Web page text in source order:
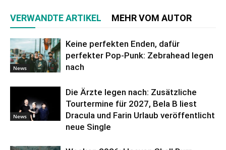
VERWANDTE ARTIKEL MEHR VOM AUTOR
News
Keine perfekten Enden, dafür
perfekter Pop-Punk: Zebrahead legen
nach
News
Die Ärzte legen nach: Zusätzliche
Tourtermine für 2027, Bela B liest
Dracula und Farin Urlaub veröffentlicht
neue Single